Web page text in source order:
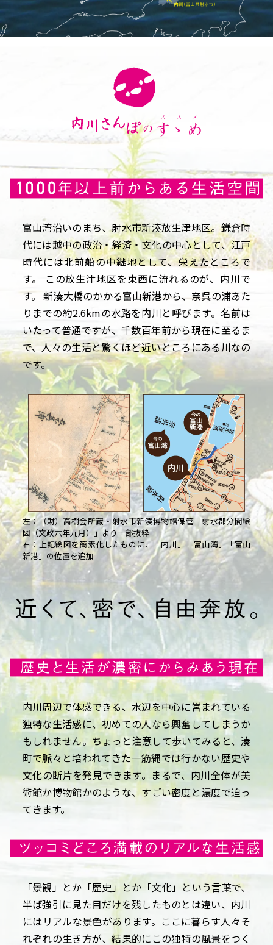
富山湾沿いのまち、射水市新湊放生津地区。鎌倉時
代には越中の政治・経済・文化の中心として、江戸
時代には北前船の中継地として、栄えたところで
す。 この放生津地区を東西に流れるのが、内川で
す。 新湊大橋のかかる富山新港から、奈呉の浦あた
りまでの約2.6kmの水路を内川と呼びます。名前は
いたって普通ですが、千数百年前から現在に至るま
で、人々の生活と驚くほど近いところにある川なの
です。
左：（財）高樹会所蔵・射水市新湊博物館保管「射水郡分間絵
図（文政六年九月）」より一部抜粋
右：上記絵図を簡素化したものに、「内川」「富山湾」「富山
新港」の位置を追加
内川周辺で体感できる、水辺を中心に営まれている
独特な生活感に、初めての人なら興奮してしまうか
もしれません。ちょっと注意して歩いてみると、湊
町で脈々と培われてきた一筋縄では行かない歴史や
文化の断片を発見できます。まるで、内川全体が美
術館か博物館かのような、すごい密度と濃度で迫っ
てきます。
「景観」とか「歴史」とか「文化」という言葉で、
半ば強引に見た目だけを残したものとは違い、内川
にはリアルな景色があります。ここに暮らす人々そ
れぞれの生き方が、結果的にこの独特の風景をつく